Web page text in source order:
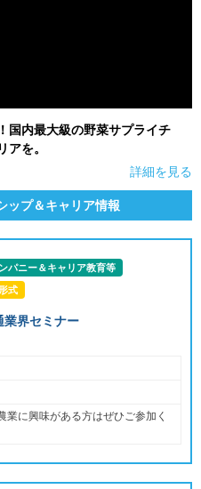
国内最大級の野菜サプライチ
アを。
詳細を見る
ップ＆キャリア情報
パニー＆キャリア教育等
式
業界セミナー
業に興味がある方はぜひご参加く